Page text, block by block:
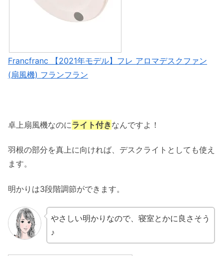
Francfranc 【2021年モデル】フレ アロマデスクファン
(扇風機) フランフラン
卓上扇風機なのにライト付きなんですよ！
羽根の部分を真上に向ければ、デスクライトとしても使え
ます。
明かりは3段階調節ができます。
やさしい明かりなので、寝室とかに良さそう
♪